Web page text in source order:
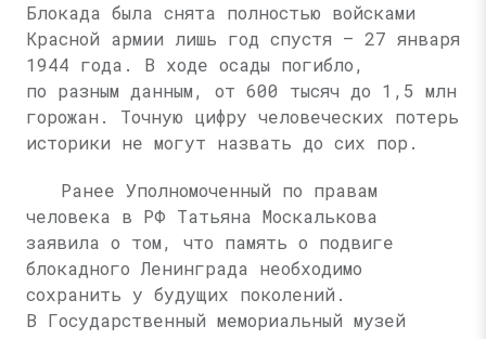
Блокада была снята полностью войсками
Красной армии лишь год спустя — 27 января
1944 года. В ходе осады погибло,
по разным данным, от 600 тысяч до 1,5 млн
горожан. Точную цифру человеческих потерь
историки не могут назвать до сих пор.
Ранее Уполномоченный по правам
человека в РФ Татьяна Москалькова
заявила о том, что память о подвиге
блокадного Ленинграда необходимо
сохранить у будущих поколений.
В Государственный мемориальный музей